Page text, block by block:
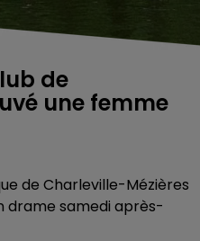
de
une femme
de Charleville-Mézières
drame samedi après-